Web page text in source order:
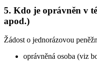
5. Kdo je oprávněn v
apod.)
Žádost o jednorázovou
oprávněná osoba (viz